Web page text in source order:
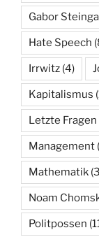
Gabor
Hate Speech
Irrwitz (4)
Kapitalismus
Letzte Fragen
Management
Mathematik
Noam
Politpossen